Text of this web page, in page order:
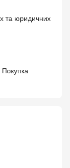
та юридичних